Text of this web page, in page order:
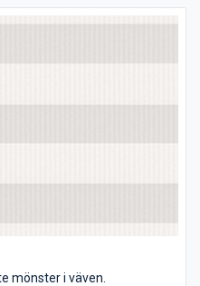
mönster i väven.